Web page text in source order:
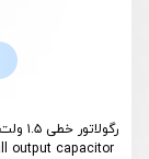
رگولاتور خطی ۱.۵ ولت، پایدار با خازن خروجی کوچک (1µF)
output capacitor